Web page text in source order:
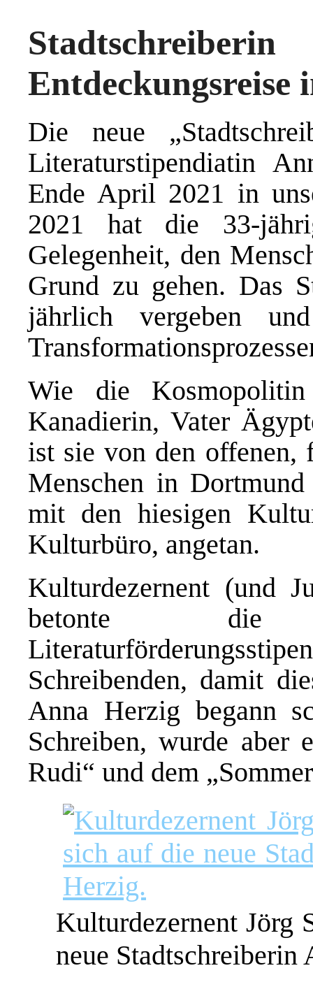
Entdeckungsreise
Die neue
Literaturstipendiatin
Ende April 2021 in
2021 hat die 33-
Gelegenheit, den
Grund zu gehen. Das
jährlich vergeben
Wie die
Kanadierin, Vater
ist sie von den offenen,
Menschen in
mit den hiesigen
Kulturbüro, angetan.
Kulturdezernent (und
betonte die
Schreibenden, damit
Anna Herzig begann
Schreiben, wurde
Rudi“ und dem
Kulturdezernent Jörg
neue Stadtschreiberin